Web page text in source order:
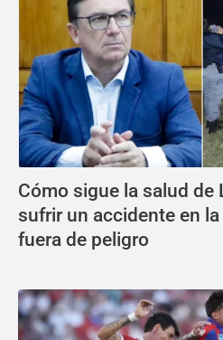
Cómo sigue la salud de
sufrir un accidente en
fuera de peligro